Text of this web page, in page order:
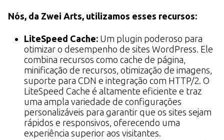
Nós, da Zwei Arts, utilizamos esses recursos:
LiteSpeed Cache: Um plugin poderoso para
otimizar o desempenho de sites WordPress. Ele
combina recursos como cache de página,
minificação de recursos, otimização de imagens,
suporte para CDN e integração com HTTP/2. O
LiteSpeed Cache é altamente eficiente e traz
uma ampla variedade de configurações
personalizáveis para garantir que os sites sejam
rápidos e responsivos, oferecendo uma
experiência superior aos visitantes.